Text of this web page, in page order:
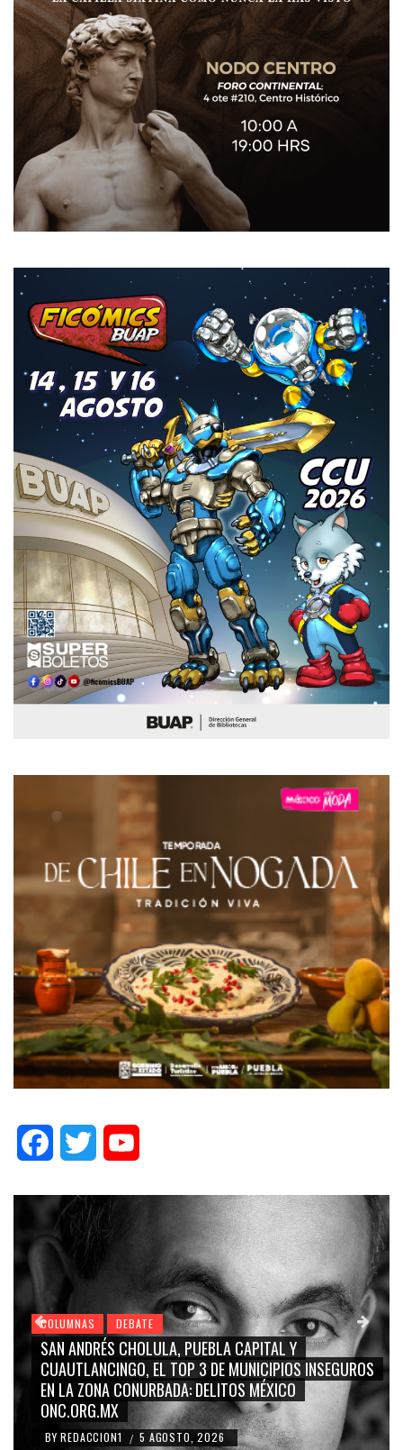
FacebookTwitter
COLUMNAS DEBATE
GRACE PALOMARES, NAY SALVATORI, SERGIO MAYER,
CARMEN SALINAS “LA CORCHOLATA”, CUAUHTÉMOC
BLANCO, SILVIA PINAL: LA TRIVIALIZACIÓN Y
RIDICULIZACIÓN DE LA REPRESENTACIÓN CIUDADANA
BY REDACCION1 / 4 AGOSTO, 2026